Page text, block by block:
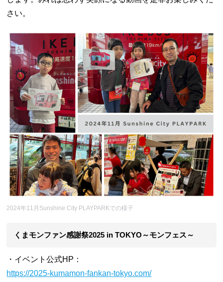
さい。
2024年11月Sunshine City PLAYPARKでの様子
くまモンファン感謝祭2025 in TOKYO～モンフェス～
・イベント公式HP：
https://2025-kumamon-fankan-tokyo.com/